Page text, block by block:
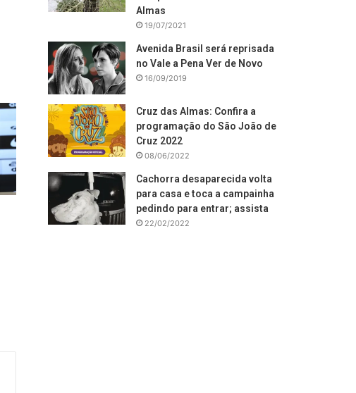
Almas
19/07/2021
Avenida Brasil será reprisada
no Vale a Pena Ver de Novo
16/09/2019
Cruz das Almas: Confira a
programação do São João de
Cruz 2022
08/06/2022
Cachorra desaparecida volta
para casa e toca a campainha
pedindo para entrar; assista
22/02/2022